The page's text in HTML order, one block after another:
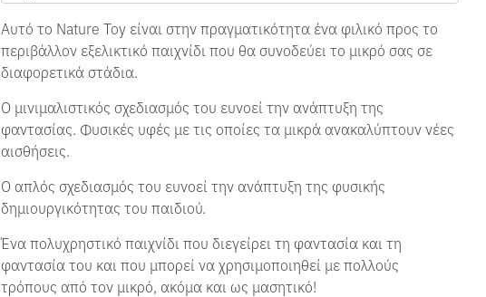
Αυτό το Nature Toy είναι στην πραγματικότητα ένα φιλικό προς το
περιβάλλον εξελικτικό παιχνίδι που θα συνοδεύει το μικρό σας σε
διαφορετικά στάδια.
Ο μινιμαλιστικός σχεδιασμός του ευνοεί την ανάπτυξη της
φαντασίας. Φυσικές υφές με τις οποίες τα μικρά ανακαλύπτουν νέες
αισθήσεις.
Ο απλός σχεδιασμός του ευνοεί την ανάπτυξη της φυσικής
δημιουργικότητας του παιδιού.
Ένα πολυχρηστικό παιχνίδι που διεγείρει τη φαντασία και τη
φαντασία του και που μπορεί να χρησιμοποιηθεί με πολλούς
τρόπους από τον μικρό, ακόμα και ως μασητικό!